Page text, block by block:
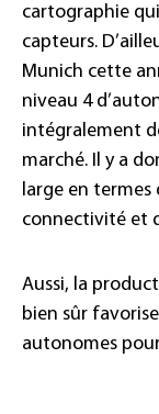
cartographie
capteurs.
Munich cette
niveau 4
intégralement
marché. Il y a
large en
connectivité et
Aussi, la
bien sûr
autonomes